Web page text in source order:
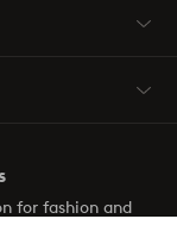
for fashion and